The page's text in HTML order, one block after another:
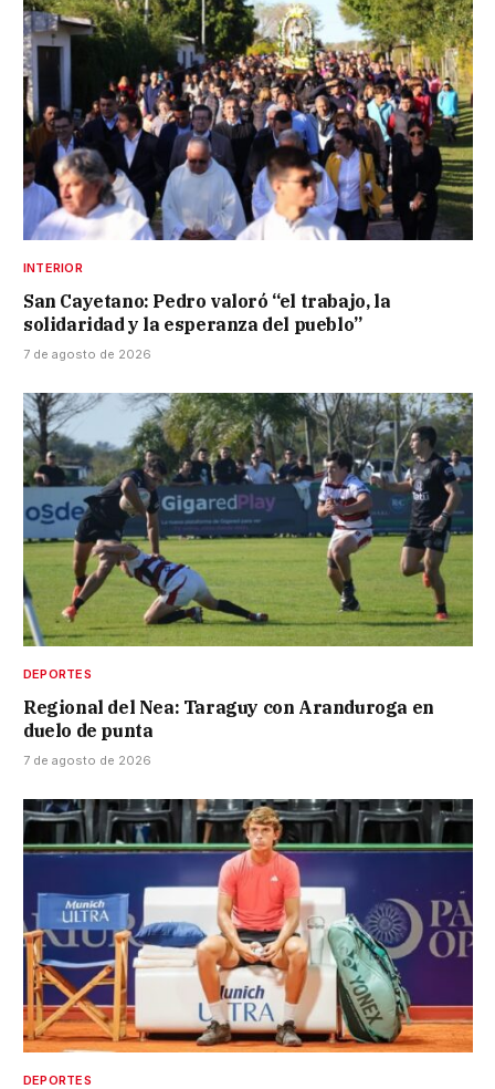
INTERIOR
San Cayetano: Pedro valoró “el trabajo, la
solidaridad y la esperanza del pueblo”
7 de agosto de 2026
DEPORTES
Regional del Nea: Taraguy con Aranduroga en
duelo de punta
7 de agosto de 2026
DEPORTES